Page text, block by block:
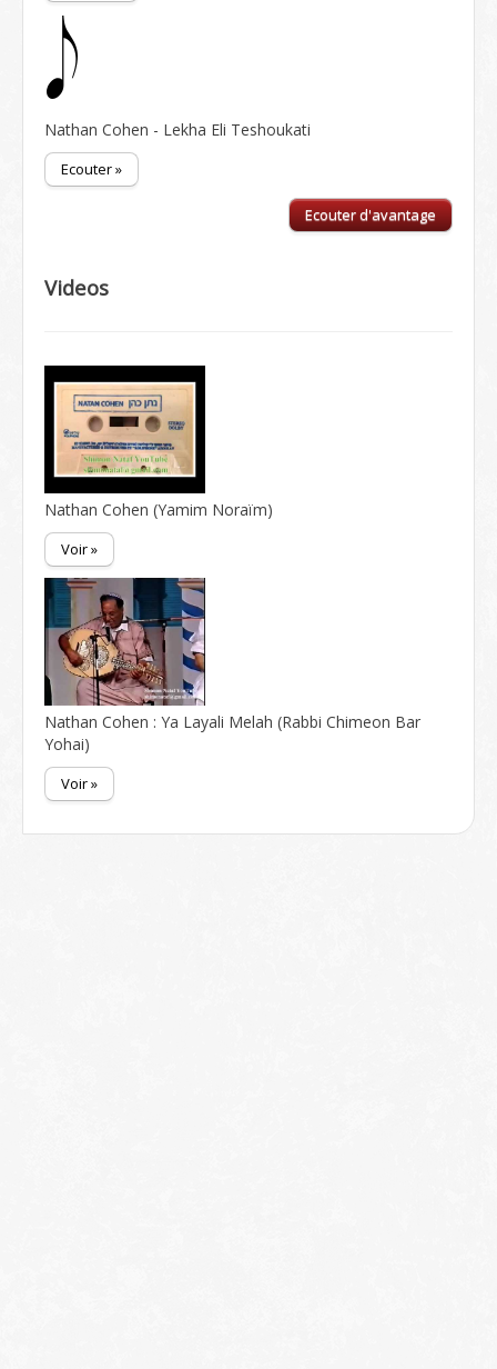
Nathan Cohen - Lekha Eli Teshoukati
Ecouter »
Ecouter d'avantage
Videos
Nathan Cohen (Yamim Noraïm)
Voir »
Nathan Cohen : Ya Layali Melah (Rabbi Chimeon Bar
Yohai)
Voir »